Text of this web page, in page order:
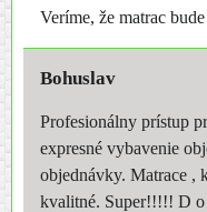
Veríme, že matrac
Bohuslav
Profesionálny prístup
expresné vybavenie
objednávky. Matrace ,
kvalitné. Super!!!!! D